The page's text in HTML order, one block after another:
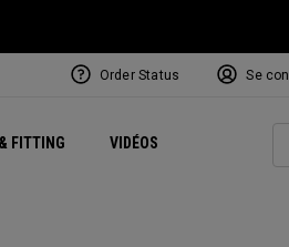
FITTING VIDÉOSExclusive
Exclusivités -
Juillet NEW Headwear
Women's Golf
Exclusivités -
Régionaux
Order Status Se